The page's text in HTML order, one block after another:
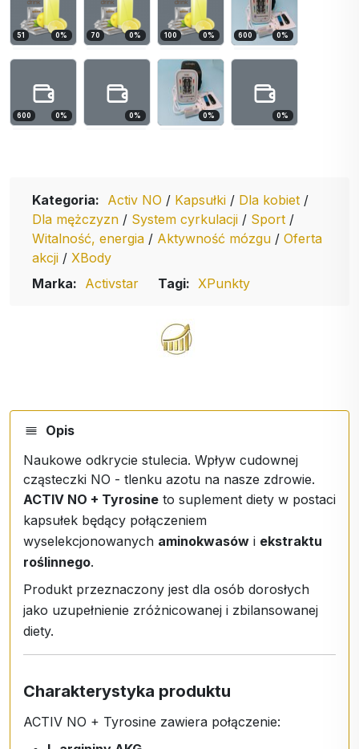
51 0% 70 0% 100 0% 600 0%
600 0% 0% 0% 0%
Kategoria: Activ NO / Kapsułki / Dla kobiet /
Dla mężczyzn / System cyrkulacji / Sport /
Witalność, energia / Aktywność mózgu / Oferta
akcji / XBody
Marka: Activstar Tagi: XPunkty
Opis
Naukowe odkrycie stulecia. Wpływ cudownej
cząsteczki NO - tlenku azotu na nasze zdrowie.
ACTIV NO + Tyrosine to suplement diety w postaci
kapsułek będący połączeniem
wyselekcjonowanych aminokwasów i ekstraktu
roślinnego.
Produkt przeznaczony jest dla osób dorosłych
jako uzupełnienie zróżnicowanej i zbilansowanej
diety.
Charakterystyka produktu
ACTIV NO + Tyrosine zawiera połączenie: